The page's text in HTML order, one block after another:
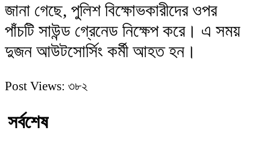
জানা গেছে, পুলিশ বিক্ষোভকারীদের ওপর
পাঁচটি সাউন্ড গ্রেনেড নিক্ষেপ করে। এ সময়
দুজন আউটসোর্সিং কর্মী আহত হন।
Post Views: ৩৮২
সর্বশেষ